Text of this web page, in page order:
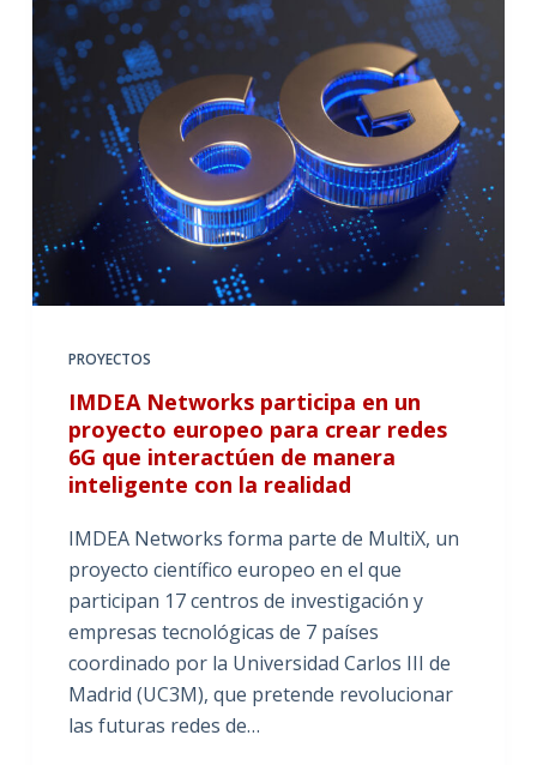
PROYECTOS
IMDEA Networks participa en un
proyecto europeo para crear redes
6G que interactúen de manera
inteligente con la realidad
IMDEA Networks forma parte de MultiX, un
proyecto científico europeo en el que
participan 17 centros de investigación y
empresas tecnológicas de 7 países
coordinado por la Universidad Carlos III de
Madrid (UC3M), que pretende revolucionar
las futuras redes de…